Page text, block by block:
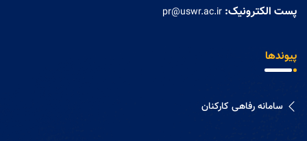
پست الکترونیک: pr@uswr.ac.ir
پیوندها
سامانه رفاهی كاركنان